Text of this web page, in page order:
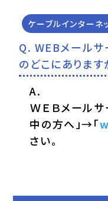
ケーブルインターネ
WEBメールサ
のどこにあります
ＷＥＢメール
中の方へ」→「
さい。